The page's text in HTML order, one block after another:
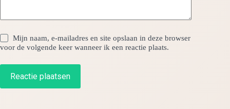
Mijn naam, e-mailadres en site opslaan in deze browser
voor de volgende keer wanneer ik een reactie plaats.
Reactie plaatsen